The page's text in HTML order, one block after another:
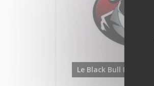
Le Black Bull Pub